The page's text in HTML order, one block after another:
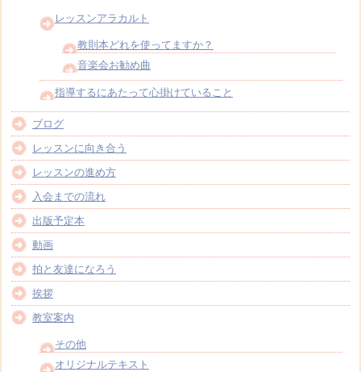
レッスンアラカルト
教則本どれを使ってますか？
音楽会お勧め曲
指導するにあたって心掛けていること
ブログ
レッスンに向き合う
レッスンの進め方
入会までの流れ
出版予定本
動画
拍と友達になろう
挨拶
教室案内
その他
オリジナルテキスト